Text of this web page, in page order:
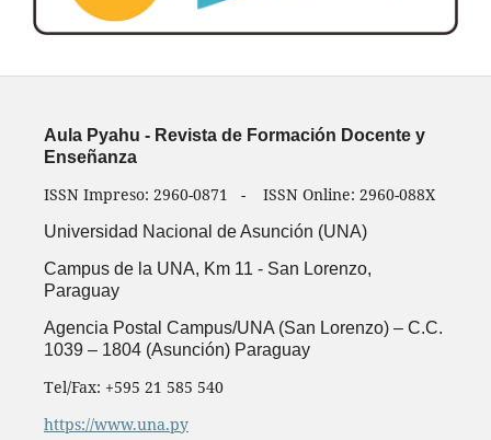
Aula Pyahu - Revista de Formación Docente y
Enseñanza
ISSN Impreso: 2960-0871 - ISSN Online: 2960-088X
Universidad Nacional de Asunción (UNA)
Campus de la UNA, Km 11 - San Lorenzo,
Paraguay
Agencia Postal Campus/UNA (San Lorenzo) – C.C.
1039 – 1804 (Asunción) Paraguay
Tel/Fax: +595 21 585 540
https://www.una.py